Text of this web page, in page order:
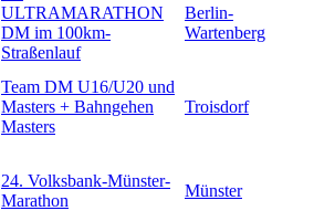
ULTRAMARATHON
DM im 100km-
Straßenlauf
Berlin-
Wartenberg
Team DM U16/U20 und
Masters + Bahngehen
Masters
Troisdorf
24. Volksbank-Münster-
Marathon
Münster